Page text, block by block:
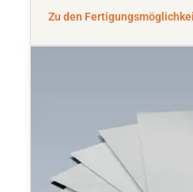
Zu den